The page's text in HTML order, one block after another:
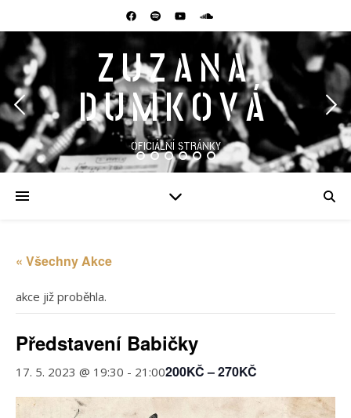
ZUZANA
DUMKOVÁ
OFICIÁLNÍ STRÁNKY
« Všechny Akce
akce již proběhla.
Představení Babičky
17. 5. 2023 @ 19:30 - 21:00200KČ – 270KČ